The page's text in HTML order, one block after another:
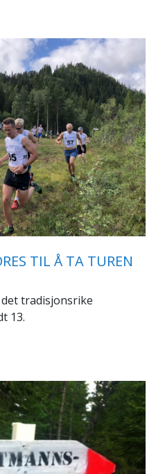
TIL Å TA TUREN
tradisjonsrike
13.